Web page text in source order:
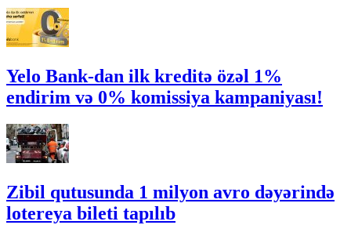
Yelo Bank-dan ilk kreditə özəl 1%
endirim və 0% komissiya kampaniyası!
Zibil qutusunda 1 milyon avro dəyərində
lotereya bileti tapılıb